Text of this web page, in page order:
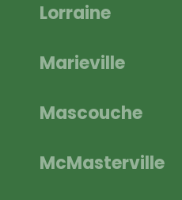
Lorraine
Marieville
Mascouche
McMasterville